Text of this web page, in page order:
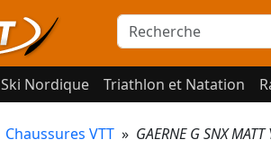
Ski Nordique Triathlon et Natation
Chaussures VTT » GAERNE G SNX